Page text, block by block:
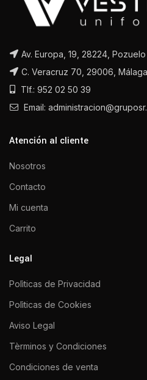
Av. Europa, 19, 28224,
C. Veracruz 70, 29006, Málaga
Tlf.: 952 02 50 39
Email:
Atención al cliente
Nosotros
Contacto
Mi cuenta
Carrito
Legal
Polìticas de Privacidad
Polìticas de Cookies
Aviso Legal
Tèrminos y Condiciones
Condiciones de venta